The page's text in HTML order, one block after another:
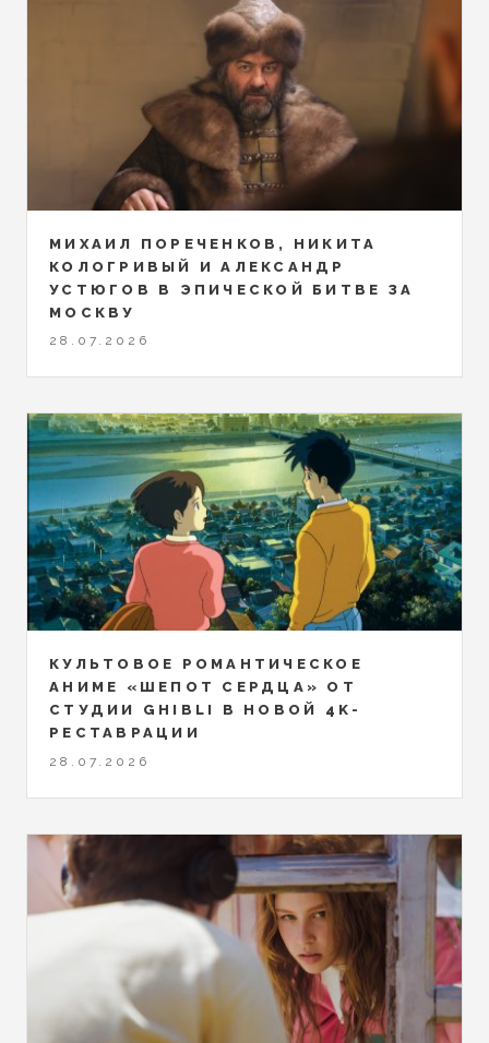
МИХАИЛ ПОРЕЧЕНКОВ, НИКИТА
КОЛОГРИВЫЙ И АЛЕКСАНДР
УСТЮГОВ В ЭПИЧЕСКОЙ БИТВЕ ЗА
МОСКВУ
28.07.2026
КУЛЬТОВОЕ РОМАНТИЧЕСКОЕ
АНИМЕ «ШЕПОТ СЕРДЦА» ОТ
СТУДИИ GHIBLI В НОВОЙ 4K-
РЕСТАВРАЦИИ
28.07.2026